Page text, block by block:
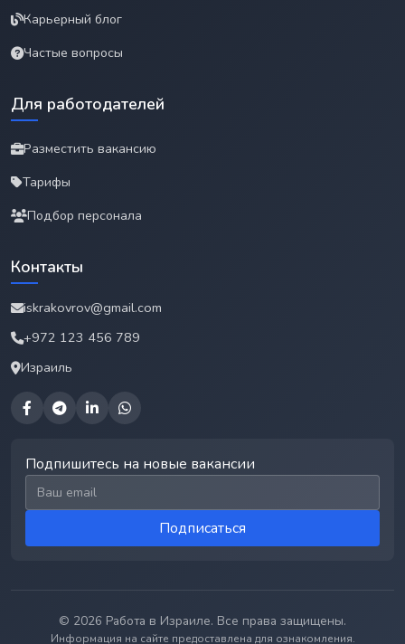
Карьерный блог
Частые вопросы
Для работодателей
Разместить вакансию
Тарифы
Подбор персонала
Контакты
iskrakovrov@gmail.com
+972 123 456 789
Израиль
Подпишитесь на новые вакансии
Email для подписки
Подписаться
© 2026 Работа в Израиле. Все права защищены.
Информация на сайте предоставлена для ознакомления.